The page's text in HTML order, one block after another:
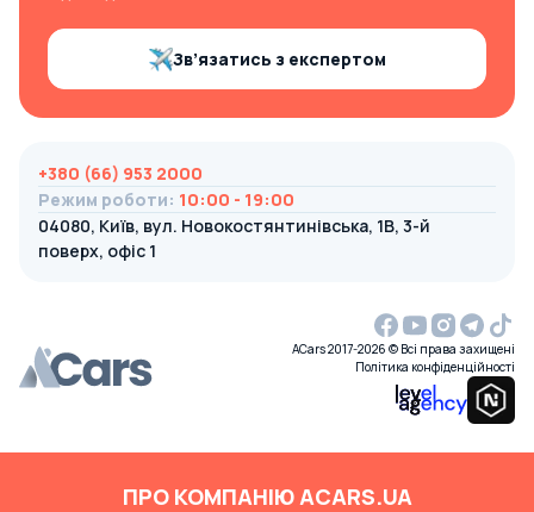
Зв’язатись з експертом
+380 (66) 953 2000
Режим роботи: 10:00 - 19:00
04080, Київ, вул. Новокостянтинівська, 1В, 3-й
поверх, офіс 1
ACars 2017-2026 © Всі права захищені
Політика конфіденційності
ПРО КОМПАНІЮ ACARS.UA